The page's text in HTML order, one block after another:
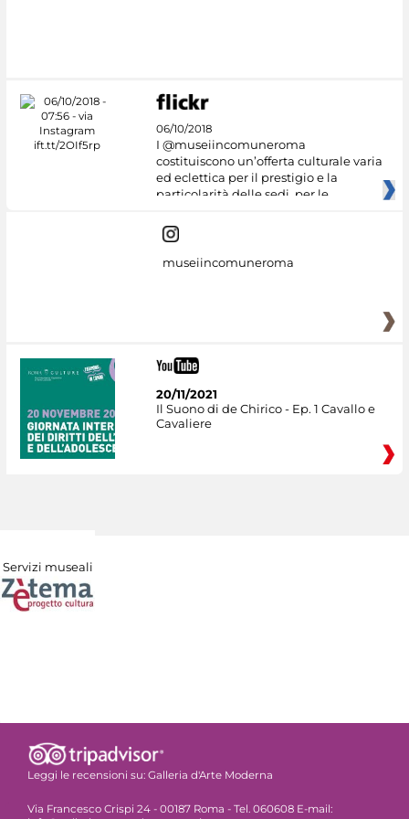
06/10/2018
I @museiincomuneroma
costituiscono un’offerta culturale varia
ed eclettica per il prestigio e la
particolarità delle sedi, per le
museiincomuneroma
20/11/2021
Il Suono di de Chirico - Ep. 1 Cavallo e
Cavaliere
Servizi museali
Leggi le recensioni su: Galleria d'Arte Moderna
Via Francesco Crispi 24 - 00187 Roma - Tel. 060608 E-mail: